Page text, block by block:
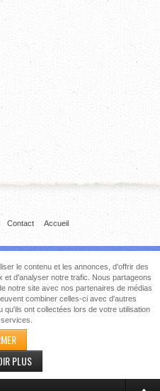
Accueil
Contact
le contenu et les annonces, d'offrir des
et d'analyser notre trafic. Nous partageons
notre site avec nos partenaires de médias
combiner celles-ci avec d'autres
ont collectées lors de votre utilisation
PLUS